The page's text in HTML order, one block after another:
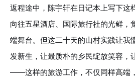
返程途中，陈宇轩在日记本上写下这
向往五星酒店、国际旅行社的光鲜，
端舞台。但这二十天的山村实践让我
发新生，让最质朴的乡民绽放笑容，
——这样的旅游工作，不仅同样高端